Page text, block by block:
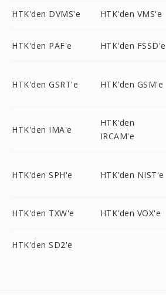
HTK'den DVMS'e HTK'den VMS'e
HTK'den PAF'e HTK'den FSSD'e
HTK'den GSRT'e HTK'den GSM'e
HTK'den IMA'e
HTK'den
IRCAM'e
HTK'den SPH'e HTK'den NIST'e
HTK'den TXW'e HTK'den VOX'e
HTK'den SD2'e